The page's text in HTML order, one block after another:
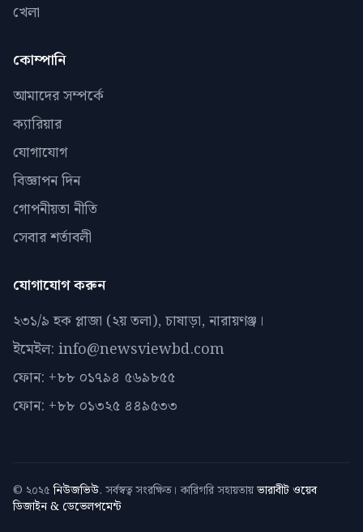
খেলা
কোম্পানি
আমাদের সম্পর্কে
ক্যারিয়ার
যোগাযোগ
বিজ্ঞাপন দিন
গোপনীয়তা নীতি
সেবার শর্তাবলী
যোগাযোগ করুন
২৩১/৯ হক প্লাজা (২য় তলা), চাষাড়া, নারায়ণঞ্জ।
ইমেইল: info@newsviewbd.com
ফোন: +৮৮ ০১৭৯৪ ৫৬৯৮৫৫
ফোন: +৮৮ ০১৩২৫ ৪৪৯৫৩৩
© ২০২৫ নিউজভিউ. সর্বস্বত্ব সংরক্ষিত। কারিগরি সহায়তায়ভারাবীট ওয়েব
ডিজাইন & ডেভেলপমেন্ট